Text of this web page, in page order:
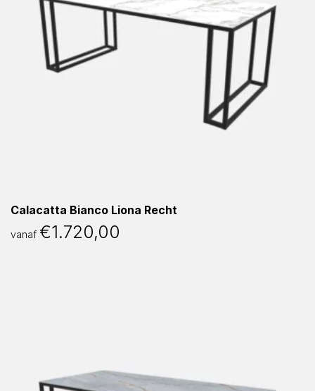
Calacatta Bianco Liona Recht
vanaf €1.720,00